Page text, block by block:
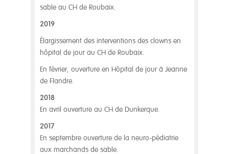
sable au CH de Roubaix.
2019
Élargissement des interventions des clowns en
hôpital de jour au CH de Roubaix.
En février, ouverture en Hôpital de jour à Jeanne
de Flandre.
2018
En avril ouverture au CH de Dunkerque.
2017
En septembre ouverture de la neuro-pédiatrie
aux marchands de sable.